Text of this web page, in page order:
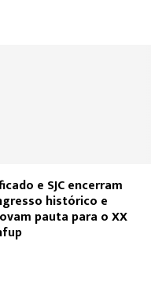
e SJC encerram
histórico e
pauta para o XX